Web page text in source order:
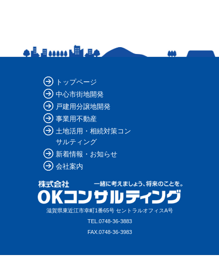
トップページ
中心市街地開発
戸建用分譲地開発
事業用不動産
土地活用・相続対策コン
サルティング
新着情報・お知らせ
会社案内
滋賀県東近江市幸町1番65号 セントラルオフィスA号
TEL. 0748-36-3883
FAX. 0748-36-3983